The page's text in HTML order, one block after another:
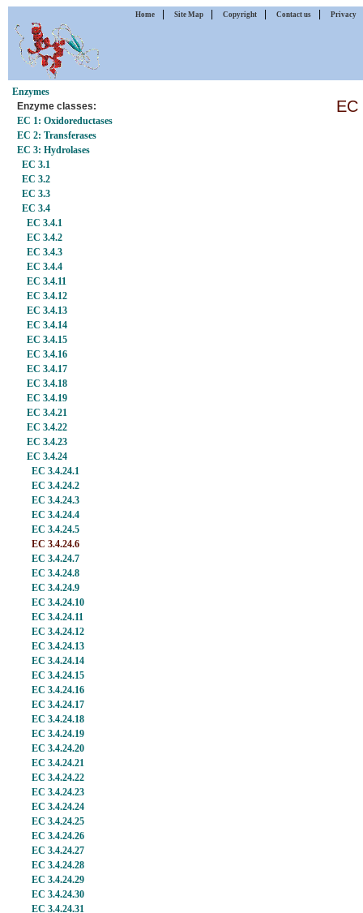
Home Site Map Copyright Contact us Privacy
Enzymes
Enzyme classes:
EC 1: Oxidoreductases
EC 2: Transferases
EC 3: Hydrolases
EC 3.1
EC 3.2
EC 3.3
EC 3.4
EC 3.4.1
EC 3.4.2
EC 3.4.3
EC 3.4.4
EC 3.4.11
EC 3.4.12
EC 3.4.13
EC 3.4.14
EC 3.4.15
EC 3.4.16
EC 3.4.17
EC 3.4.18
EC 3.4.19
EC 3.4.21
EC 3.4.22
EC 3.4.23
EC 3.4.24
EC 3.4.24.1
EC 3.4.24.2
EC 3.4.24.3
EC 3.4.24.4
EC 3.4.24.5
EC 3.4.24.6
EC 3.4.24.7
EC 3.4.24.8
EC 3.4.24.9
EC 3.4.24.10
EC 3.4.24.11
EC 3.4.24.12
EC 3.4.24.13
EC 3.4.24.14
EC 3.4.24.15
EC 3.4.24.16
EC 3.4.24.17
EC 3.4.24.18
EC 3.4.24.19
EC 3.4.24.20
EC 3.4.24.21
EC 3.4.24.22
EC 3.4.24.23
EC 3.4.24.24
EC 3.4.24.25
EC 3.4.24.26
EC 3.4.24.27
EC 3.4.24.28
EC 3.4.24.29
EC 3.4.24.30
EC 3.4.24.31
EC